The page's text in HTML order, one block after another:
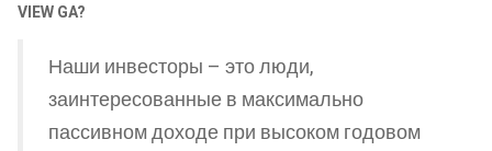
VIEW GA?
Наши инвесторы – это люди,
заинтересованные в максимально
пассивном доходе при высоком годовом